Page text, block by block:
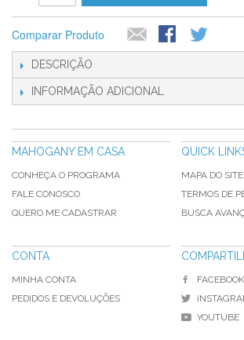
Comparar Produto
DESCRIÇÃO
INFORMAÇÃO ADICIONAL
MAHOGANY EM CASA
CONHEÇA O PROGRAMA
FALE CONOSCO
QUERO ME CADASTRAR
QUICK
MAPA DO SITE
TERMOS DE
BUSCA
CONTA
MINHA CONTA
PEDIDOS E DEVOLUÇÕES
FACEBOOK
YOUTUBE